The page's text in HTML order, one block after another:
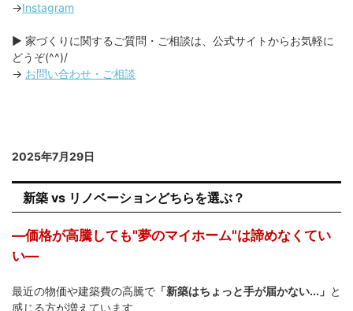
→Instagram
▶︎ 家づくりに関するご質問・ご相談は、公式サイトからお気軽に
どうぞ(^^)/
→ お問い合わせ・ご相談
2025年7月29日
新築 vs リノベーションどちらを選ぶ？
―価格が高騰しても"夢のマイホーム"は諦めなくてい
い―
最近の物価や建築費の高騰で 「新築はちょっと手が届かない...」 と
感じる方が増えています